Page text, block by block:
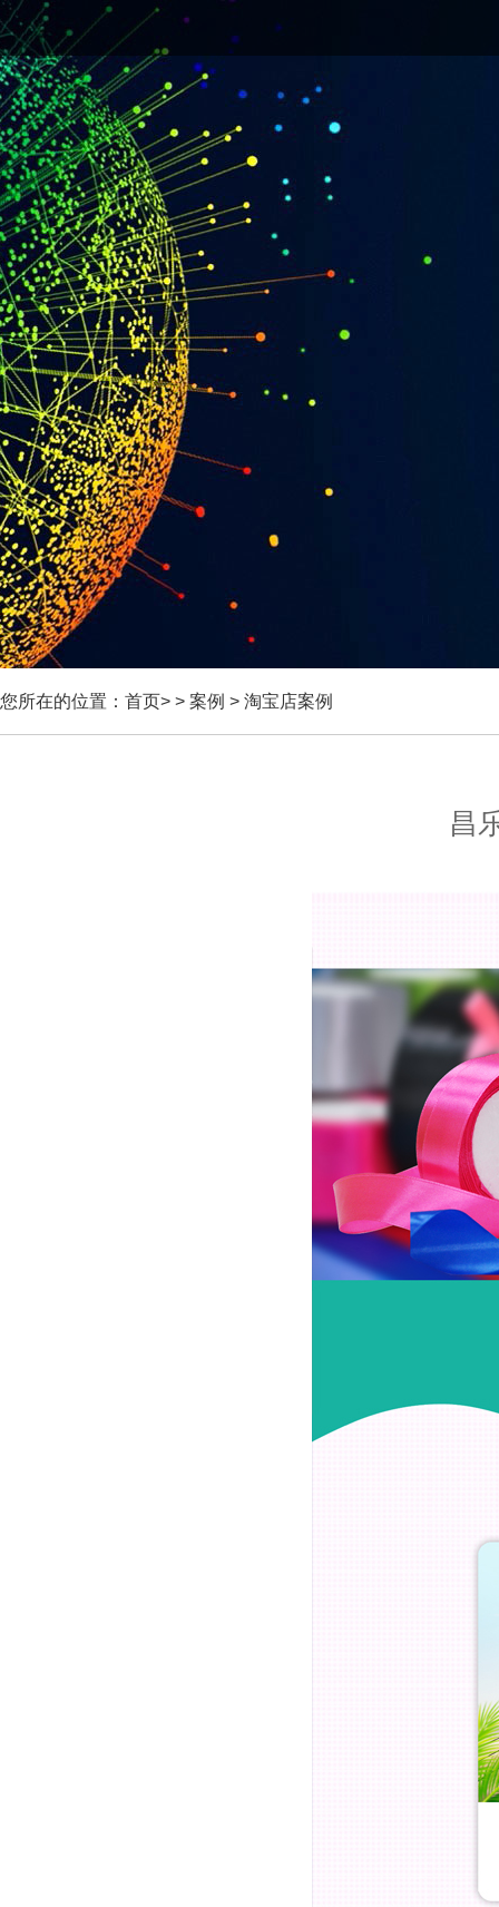
您所在的位置： 首页> > 案例 > 淘宝店案例
昌